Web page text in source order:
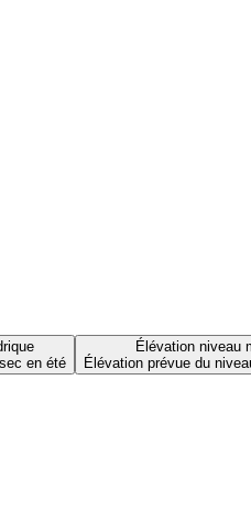
en été
Élévation niveau
Élévation prévue du